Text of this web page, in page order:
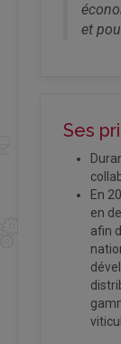
et
Ses
En
en
afin